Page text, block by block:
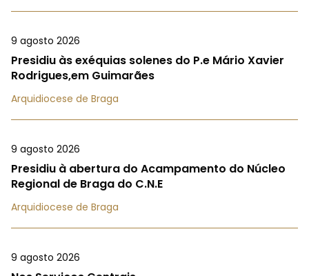
9 agosto 2026
Presidiu às exéquias solenes do P.e Mário Xavier
Rodrigues,em Guimarães
Arquidiocese de Braga
9 agosto 2026
Presidiu à abertura do Acampamento do Núcleo
Regional de Braga do C.N.E
Arquidiocese de Braga
9 agosto 2026